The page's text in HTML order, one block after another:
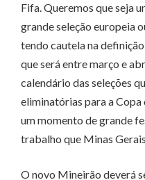
Fifa. Queremos que seja
grande seleção europeia
tendo cautela na
que será entre março e
calendário das seleções
eliminatórias para a
um momento de grande
trabalho que Minas
O novo Mineirão deverá